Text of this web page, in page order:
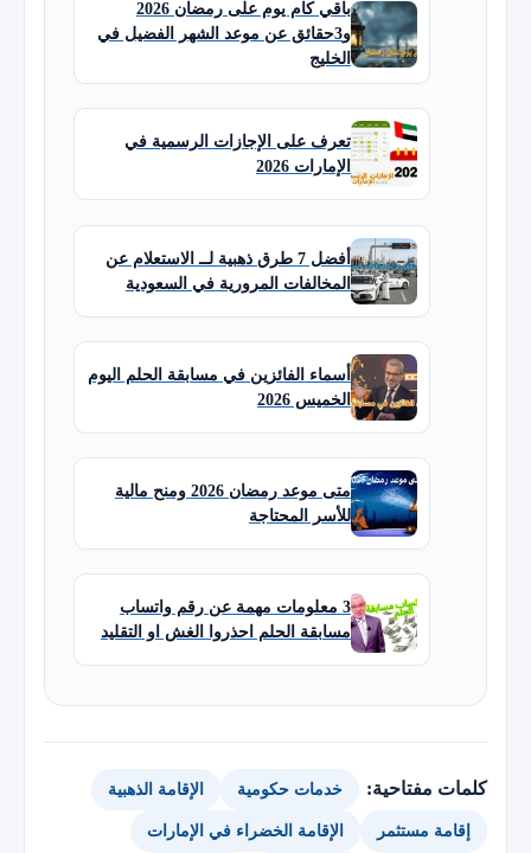
باقي كام يوم على رمضان 2026
و3حقائق عن موعد الشهر الفضيل في
الخليج
تعرف على الإجازات الرسمية في
الإمارات 2026
أفضل 7 طرق ذهبية لــ الاستعلام عن
المخالفات المرورية في السعودية
أسماء الفائزين في مسابقة الحلم اليوم
الخميس 2026
متى موعد رمضان 2026 ومنح مالية
للأسر المحتاجة
3 معلومات مهمة عن رقم واتساب
مسابقة الحلم احذروا الغش او التقليد
كلمات مفتاحية: خدمات حكومية الإقامة الذهبية
إقامة مستثمر الإقامة الخضراء في الإمارات